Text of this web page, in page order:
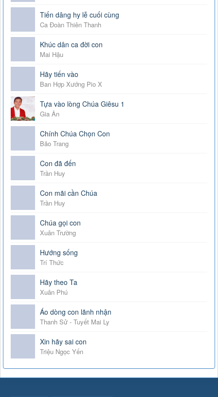
Tiến dâng hy lễ cuối cùng
Ca Đoàn Thiên Thanh
Khúc dân ca đời con
Mai Hậu
Hãy tiến vào
Ban Hợp Xướng Pio X
Tựa vào lòng Chúa Giêsu 1
Gia Ân
Chính Chúa Chọn Con
Bảo Trang
Con đã đến
Trần Huy
Con mãi cần Chúa
Trần Huy
Chúa gọi con
Xuân Trường
Hướng sống
Trí Thức
Hãy theo Ta
Xuân Phú
Áo dòng con lãnh nhận
Thanh Sử - Tuyết Mai Ly
Xin hãy sai con
Triệu Ngọc Yến